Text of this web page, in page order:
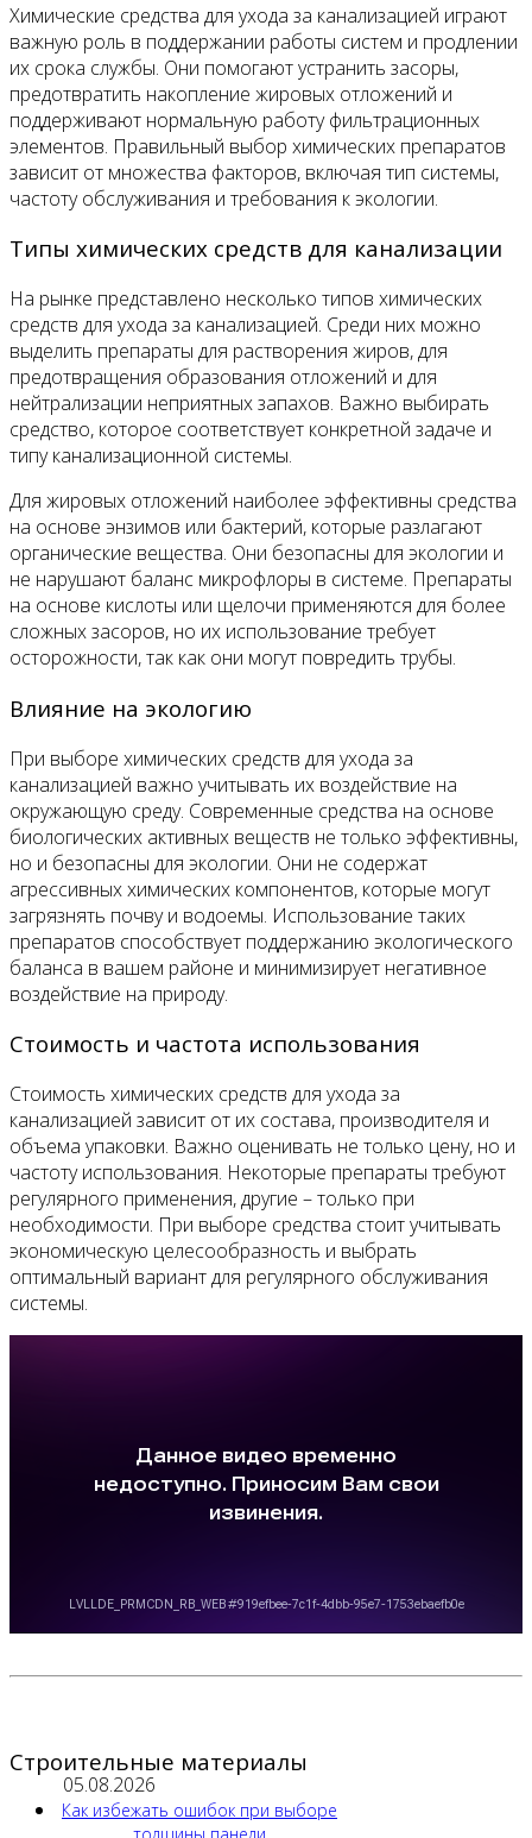
Химические средства для ухода за канализацией играют
важную роль в поддержании работы систем и продлении
их срока службы. Они помогают устранить засоры,
предотвратить накопление жировых отложений и
поддерживают нормальную работу фильтрационных
элементов. Правильный выбор химических препаратов
зависит от множества факторов, включая тип системы,
частоту обслуживания и требования к экологии.
Типы химических средств для канализации
На рынке представлено несколько типов химических
средств для ухода за канализацией. Среди них можно
выделить препараты для растворения жиров, для
предотвращения образования отложений и для
нейтрализации неприятных запахов. Важно выбирать
средство, которое соответствует конкретной задаче и
типу канализационной системы.
Для жировых отложений наиболее эффективны средства
на основе энзимов или бактерий, которые разлагают
органические вещества. Они безопасны для экологии и
не нарушают баланс микрофлоры в системе. Препараты
на основе кислоты или щелочи применяются для более
сложных засоров, но их использование требует
осторожности, так как они могут повредить трубы.
Влияние на экологию
При выборе химических средств для ухода за
канализацией важно учитывать их воздействие на
окружающую среду. Современные средства на основе
биологических активных веществ не только эффективны,
но и безопасны для экологии. Они не содержат
агрессивных химических компонентов, которые могут
загрязнять почву и водоемы. Использование таких
препаратов способствует поддержанию экологического
баланса в вашем районе и минимизирует негативное
воздействие на природу.
Стоимость и частота использования
Стоимость химических средств для ухода за
канализацией зависит от их состава, производителя и
объема упаковки. Важно оценивать не только цену, но и
частоту использования. Некоторые препараты требуют
регулярного применения, другие – только при
необходимости. При выборе средства стоит учитывать
экономическую целесообразность и выбрать
оптимальный вариант для регулярного обслуживания
системы.
Строительные материалы
05.08.2026
Как избежать ошибок при выборе